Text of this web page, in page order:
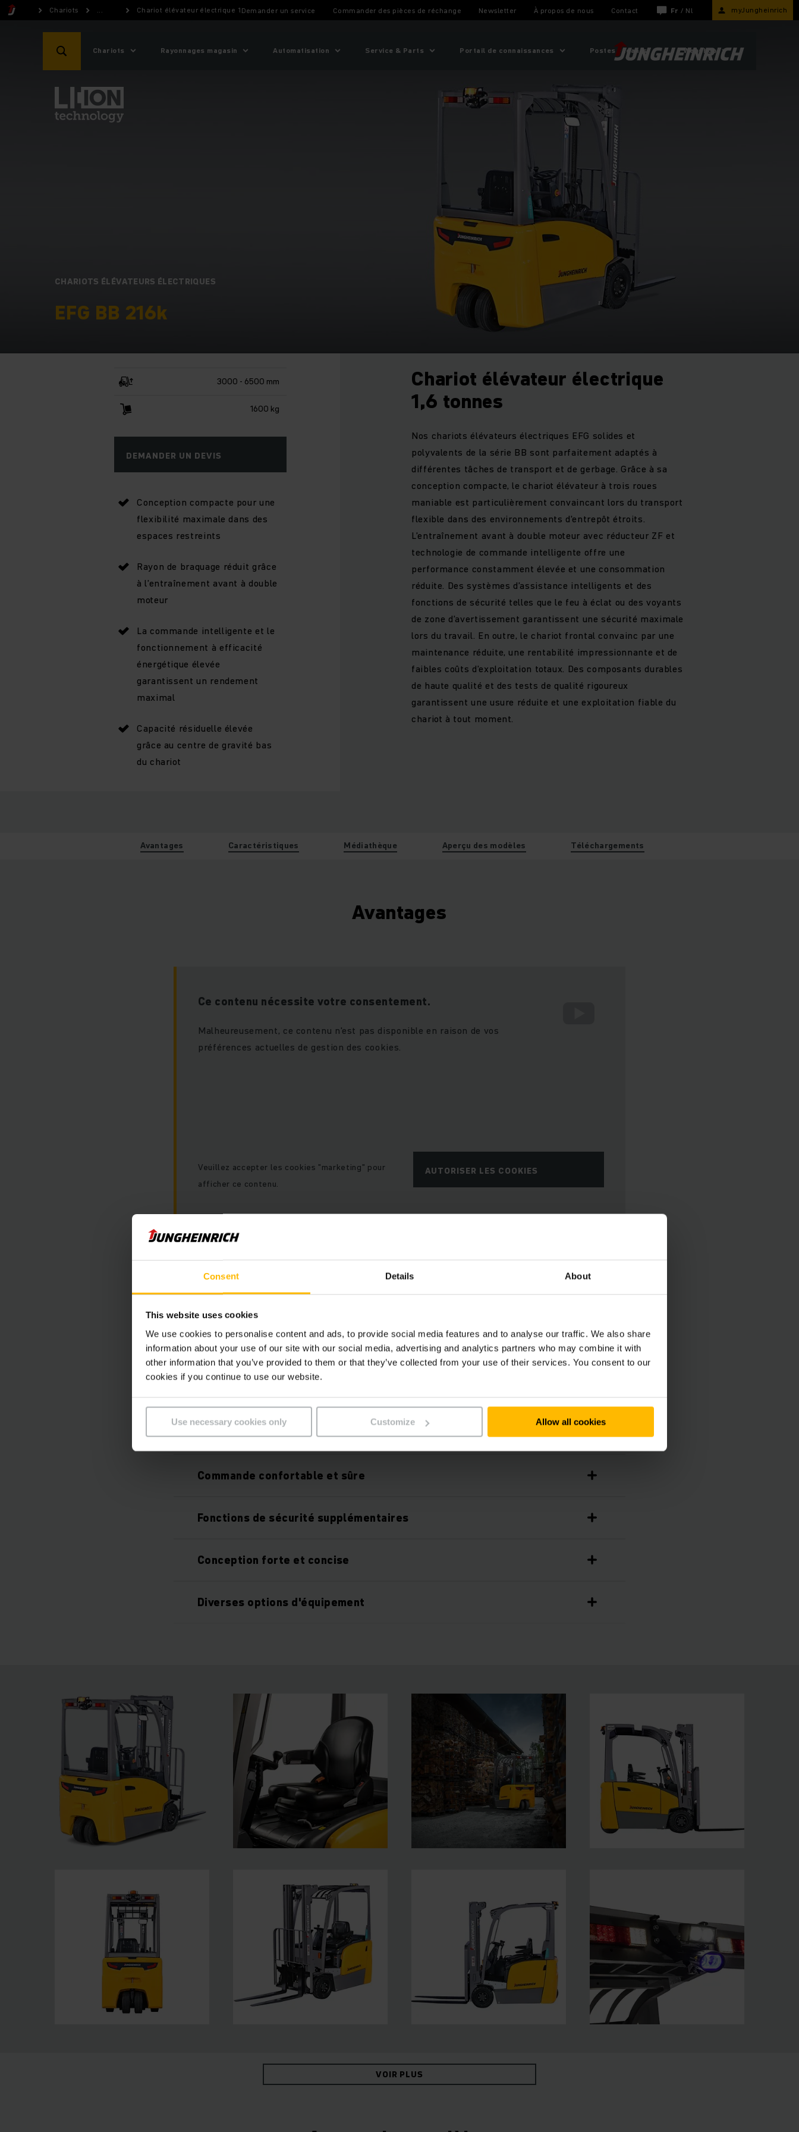
Consent Details About
This website uses cookies
We use cookies to personalise content and ads, to provide social media features and to analyse our traffic. We also share
information about your use of our site with our social media, advertising and analytics partners who may combine it with
other information that you’ve provided to them or that they’ve collected from your use of their services. You consent to our
cookies if you continue to use our website.
Use necessary cookies only Customize Allow all cookies
Chariots ... Chariot élévateur électrique 1,6 tonnesDemander un service Commander des pièces de réchange Newsletter À propos de nous Contact Fr / Nl myJungheinrich
Chariots Rayonnages magasin Automatisation Service & Parts Portail de connaissances Postes vacants Webshop
CHARIOTS ÉLÉVATEURS ÉLECTRIQUES
EFG BB 216k
3000 - 6500 mm
1600 kg
DEMANDER UN DEVIS
Conception compacte pour une
flexibilité maximale dans des
espaces restreints
Rayon de braquage réduit grâce
à l’entraînement avant à double
moteur
La commande intelligente et le
fonctionnement à efficacité
énergétique élevée
garantissent un rendement
maximal
Capacité résiduelle élevée
grâce au centre de gravité bas
du chariot
Chariot élévateur électrique
1,6 tonnes
Nos chariots élévateurs électriques EFG solides et
polyvalents de la série BB sont parfaitement adaptés à
différentes tâches de transport et de gerbage. Grâce à sa
conception compacte, le chariot élévateur à trois roues
maniable est particulièrement convaincant lors du transport
flexible dans des environnements d'entrepôt étroits.
L’entraînement avant à double moteur avec réducteur ZF et
technologie de commande intelligente offre une
performance constamment élevée et une consommation
réduite. Des systèmes d’assistance intelligents et des
fonctions de sécurité telles que le feu à éclat ou des voyants
de zone d’avertissement garantissent une sécurité maximale
lors du travail. En outre, le chariot frontal convainc par une
maintenance réduite, une rentabilité impressionnante et de
faibles coûts d’exploitation totaux. Des composants durables
de haute qualité et des tests de qualité rigoureux
garantissent une usure réduite et une exploitation fiable du
chariot à tout moment.
Avantages Caractéristiques Médiathèque Aperçu des modèles Téléchargements
Avantages
Ce contenu nécessite votre consentement.
Malheureusement, ce contenu n'est pas disponible en raison de vos
préférences actuelles de gestion des cookies.
Veuillez accepter les cookies "marketing" pour
afficher ce contenu.
AUTORISER LES COOKIES
Caractéristiques
Exploitation efficace
Disponible avec la technologie lithium-ion
Commande confortable et sûre
Fonctions de sécurité supplémentaires
Conception forte et concise
Diverses options d'équipement
VOIR PLUS